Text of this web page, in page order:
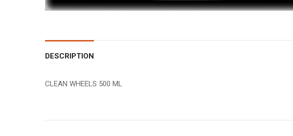
DESCRIPTION
CLEAN WHEELS 500 ML